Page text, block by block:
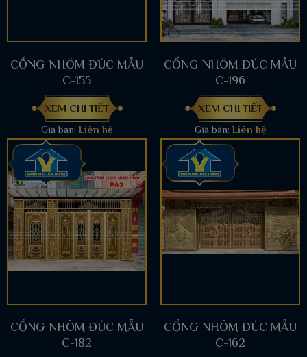
CỔNG NHÔM ĐÚC MẪU
C-155
XEM CHI TIẾT
Giá bán: Liên hệ
CỔNG NHÔM ĐÚC MẪU
C-196
XEM CHI TIẾT
Giá bán: Liên hệ
CỔNG NHÔM ĐÚC MẪU
C-182
CỔNG NHÔM ĐÚC MẪU
C-162